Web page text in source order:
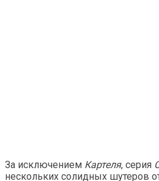
За исключением Картеля, серия
нескольких солидных шутеров